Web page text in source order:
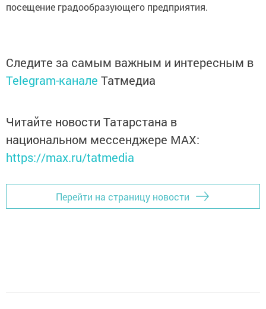
посещение градообразующего предприятия.
Следите за самым важным и интересным в
Telegram-канале Татмедиа
Читайте новости Татарстана в
национальном мессенджере MАХ:
https://max.ru/tatmedia
Перейти на страницу новости